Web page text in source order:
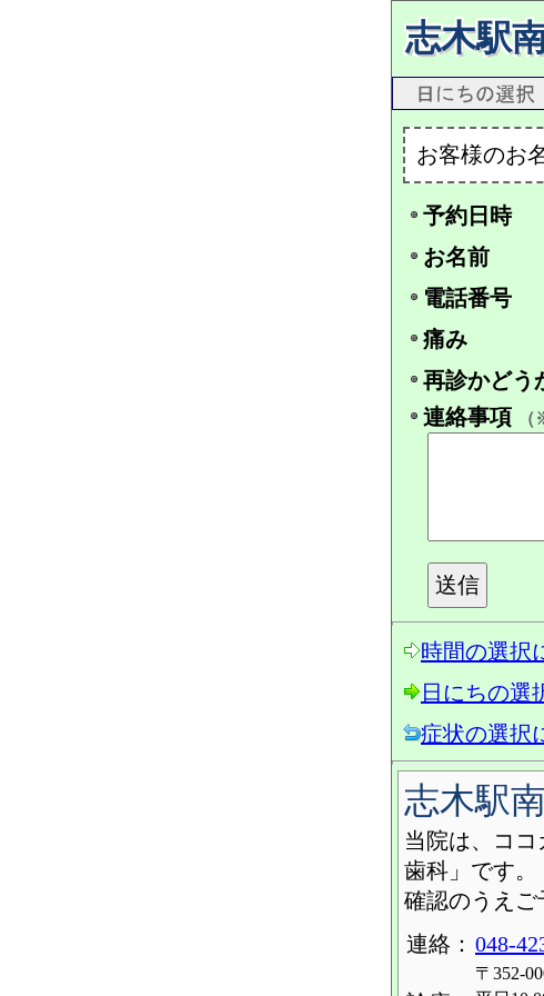
志木駅
お客様のお
予約日時
お名前
電話番号
痛み
再診かどう
連絡事項
時間の選択
日にちの選
症状の選択
志木駅
当院は、コ
歯科」です
確認のうえご
連絡： 048-
〒352-